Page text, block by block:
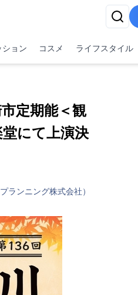
ション コスメ ライフスタイル
定期能＜観
にて上演決
ランニング株式会社）